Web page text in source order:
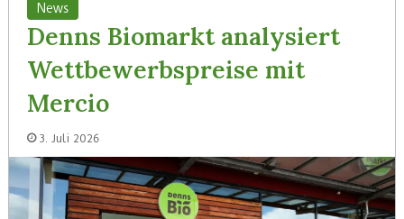
News
Denns Biomarkt analysiert
Wettbewerbspreise mit
Mercio
3. Juli 2026